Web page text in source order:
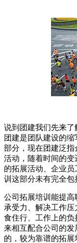
说到团建我们先来了
团建是团队建设的
部分，现在团建泛
活动，随着时间的
的拓展活动、企业
训这部分未有完全包
公司拓展培训能提
承受力、解决工作
食住行、工作上的负
来相互配合公司的
的，较为靠谱的拓